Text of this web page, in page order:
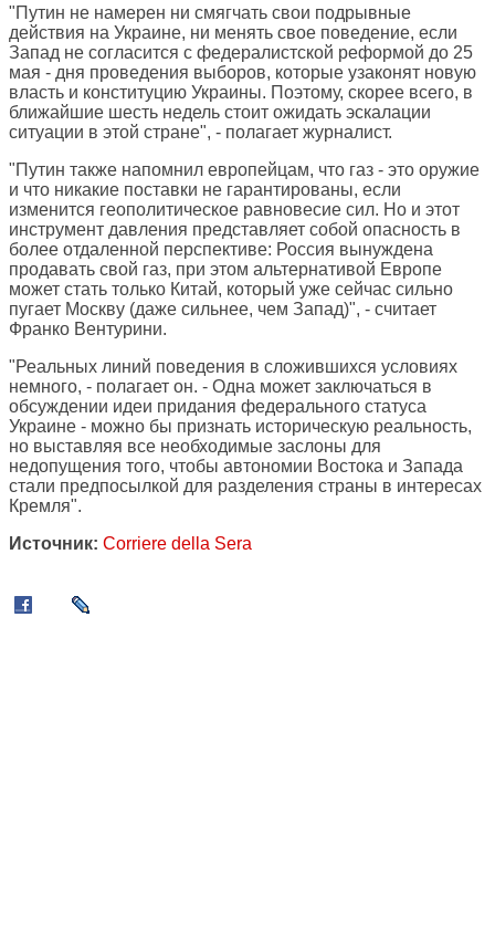
"Путин не намерен ни смягчать свои подрывные
действия на Украине, ни менять свое поведение, если
Запад не согласится с федералистской реформой до 25
мая - дня проведения выборов, которые узаконят новую
власть и конституцию Украины. Поэтому, скорее всего, в
ближайшие шесть недель стоит ожидать эскалации
ситуации в этой стране", - полагает журналист.
"Путин также напомнил европейцам, что газ - это оружие
и что никакие поставки не гарантированы, если
изменится геополитическое равновесие сил. Но и этот
инструмент давления представляет собой опасность в
более отдаленной перспективе: Россия вынуждена
продавать свой газ, при этом альтернативой Европе
может стать только Китай, который уже сейчас сильно
пугает Москву (даже сильнее, чем Запад)", - считает
Франко Вентурини.
"Реальных линий поведения в сложившихся условиях
немного, - полагает он. - Одна может заключаться в
обсуждении идеи придания федерального статуса
Украине - можно бы признать историческую реальность,
но выставляя все необходимые заслоны для
недопущения того, чтобы автономии Востока и Запада
стали предпосылкой для разделения страны в интересах
Кремля".
Источник: Corriere della Sera